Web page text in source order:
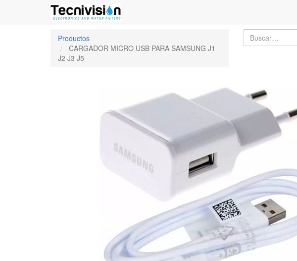
Productos
CARGADOR MICRO USB PARA SAMSUNG J1
J2 J3 J5